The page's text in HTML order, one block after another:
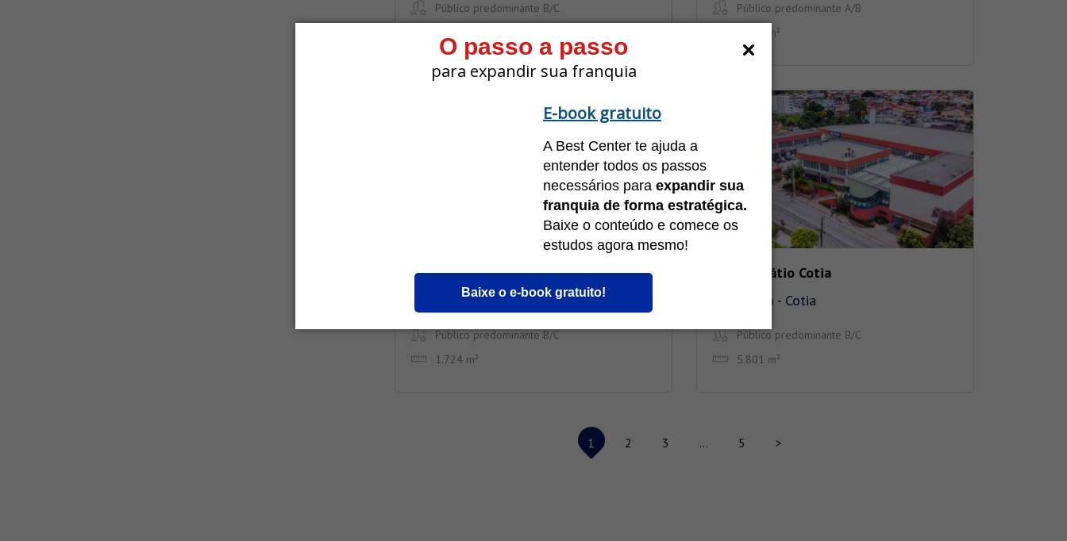
O passo a passo
para expandir sua franquia
E-book gratuito
A Best Center te ajuda a
entender todos os passos
necessários para expandir sua
franquia de forma estratégica.
Baixe o conteúdo e comece os
estudos agora mesmo!
Baixe o e-book gratuito!
Público predominante B/C
Público predominante A/B
1.332 m²
Cotia – José Giorgi
São Paulo - Cotia
Público predominante B/C
1.724 m²
Cotia – Pátio Cotia
São Paulo - Cotia
Público predominante B/C
5.801 m²
1 2 3 … 5 >